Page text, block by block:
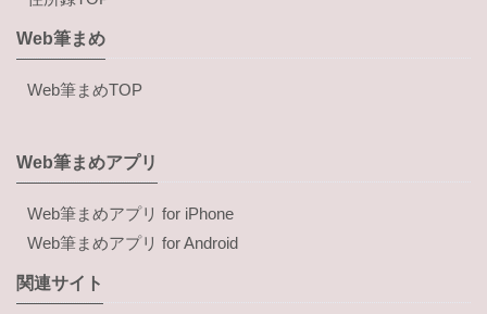
Web筆まめ
Web筆まめTOP
Web筆まめアプリ
Web筆まめアプリ for iPhone
Web筆まめアプリ for Android
関連サイト